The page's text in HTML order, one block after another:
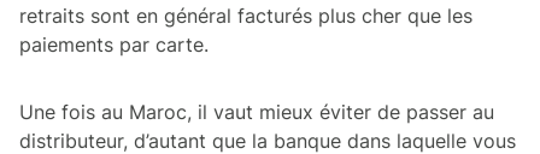
retraits sont en général facturés plus cher que les
paiements par carte.
Une fois au Maroc, il vaut mieux éviter de passer au
distributeur, d’autant que la banque dans laquelle vous